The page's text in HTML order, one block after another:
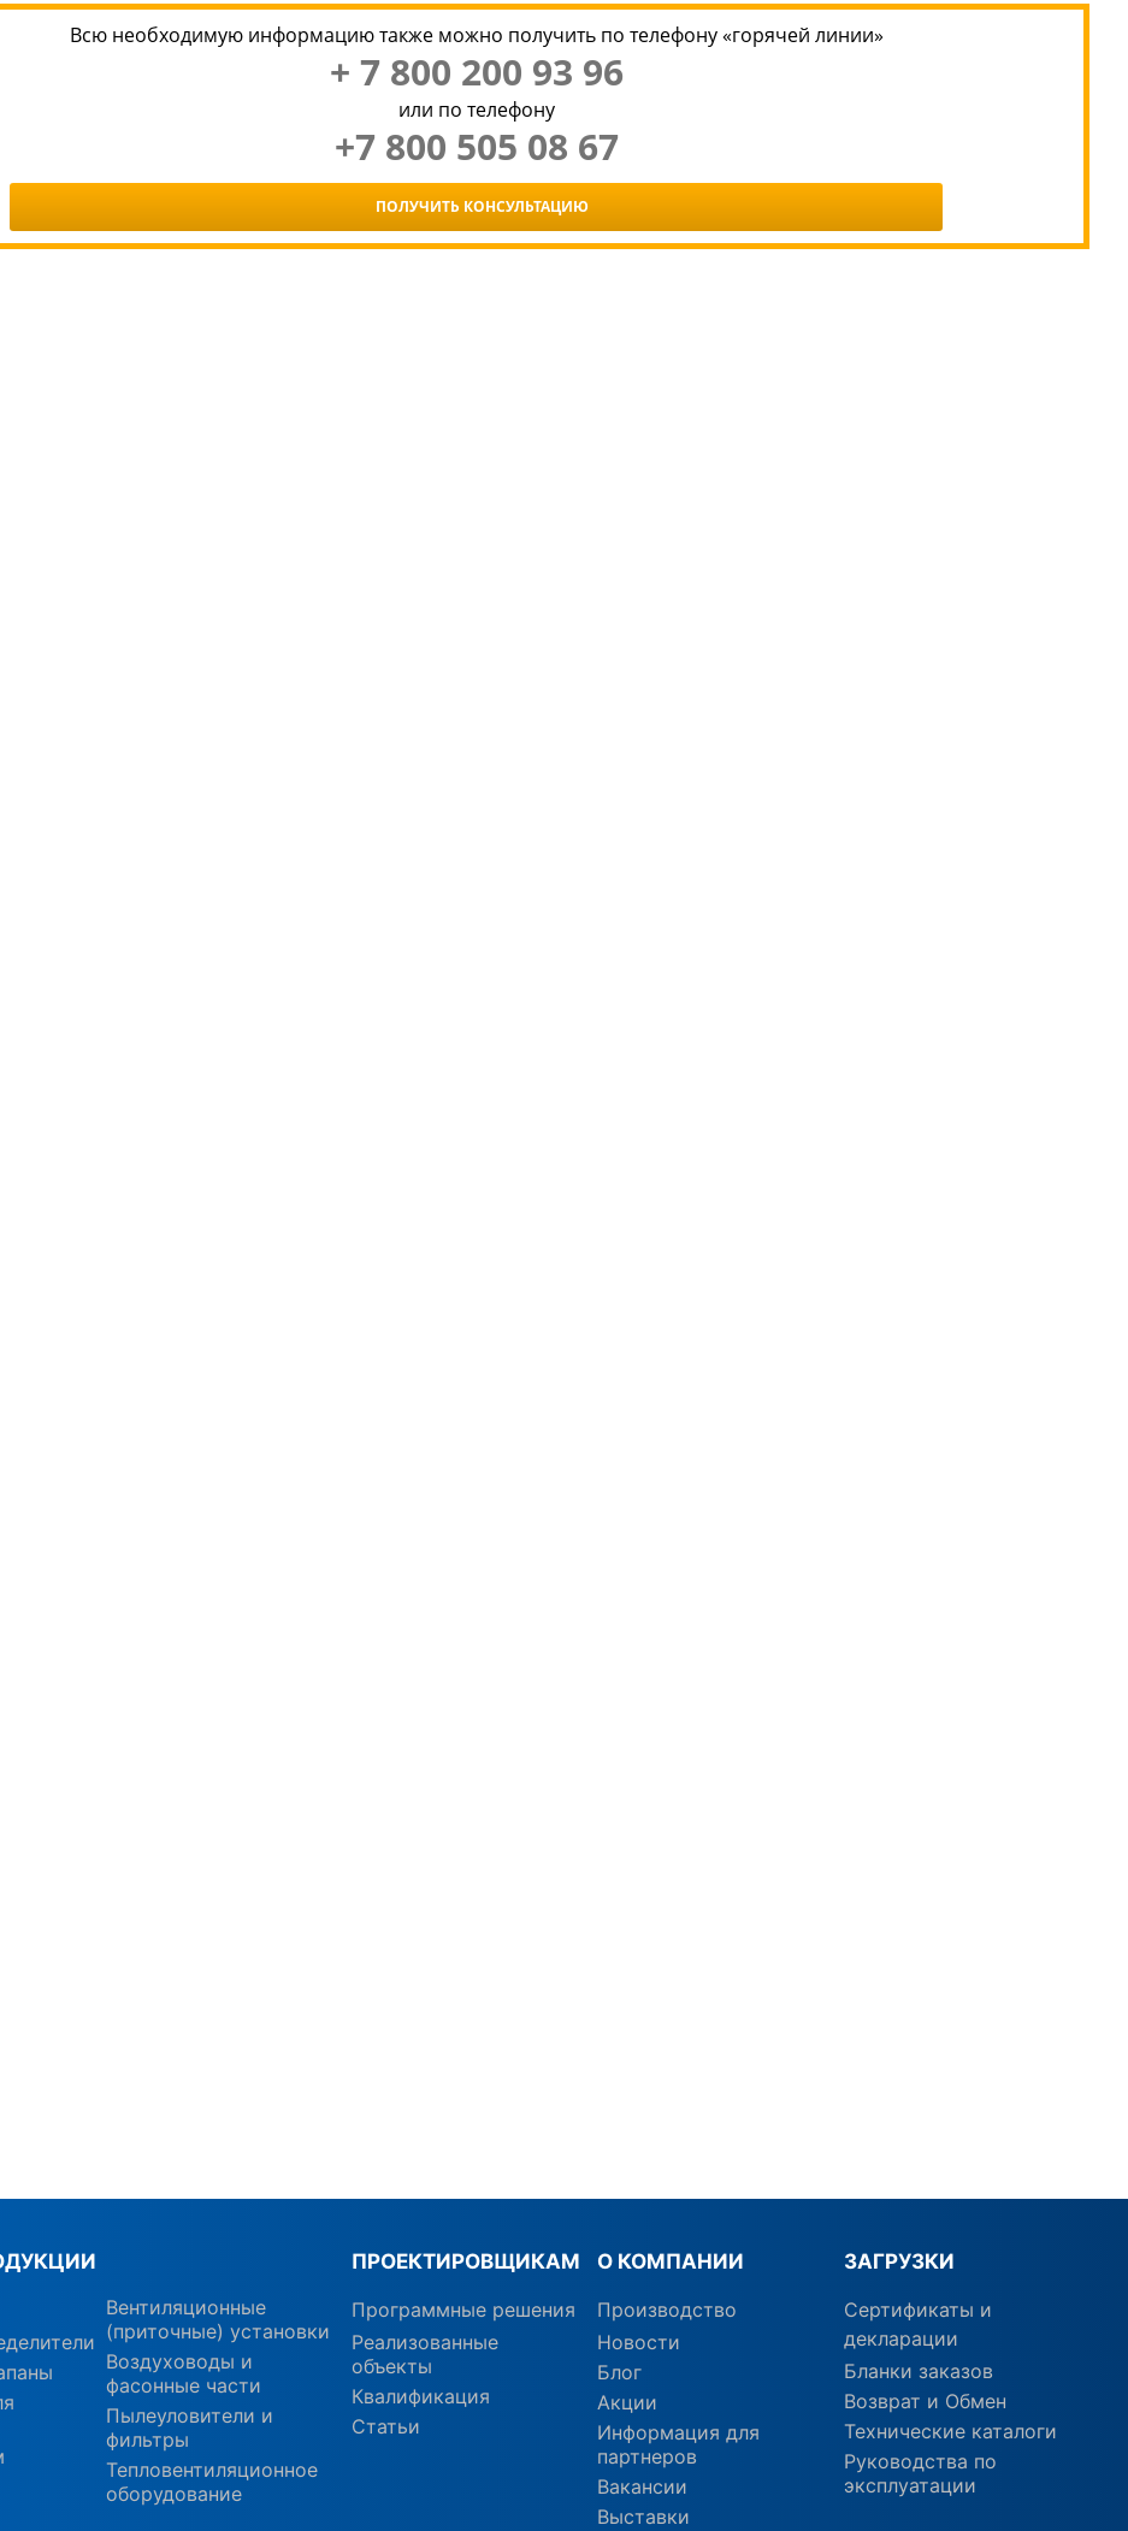
Всю необходимую информацию также можно получить по телефону «горячей линии»
+ 7 800 200 93 96
или по телефону
+7 800 505 08 67
ПОЛУЧИТЬ КОНСУЛЬТАЦИЮ
Вентиляционные
(приточные) установки
Воздуховоды и
фасонные части
Пылеуловители и
фильтры
Тепловентиляционное
оборудование
ПРОЕКТИРОВЩИКАМ
Программные решения
Реализованные
объекты
Квалификация
Статьи
О КОМПАНИИ
Производство
Новости
Блог
Акции
Информация для
партнеров
Вакансии
Выставки
ЗАГРУЗКИ
Сертификаты и
декларации
Бланки заказов
Возврат и Обмен
Технические каталоги
Руководства по
эксплуатации